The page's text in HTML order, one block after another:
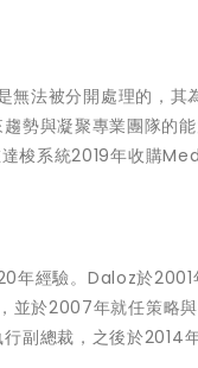
法被分開處理的，其
勢與凝聚專業團隊的
梭系統2019年收購
經驗。Daloz於2001
並於2007年就任策略
副總裁，之後於